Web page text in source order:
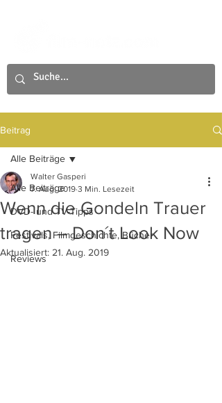
Beitrag
Alle Beiträge
DVD- und TV-Tipps
Festivals, Filmgeschichte, Bücher
Reviews
Alle Beiträge
Wenn die Gondeln Trauer
tragen – Don´t Look Now
Walter Gasperi
7. Aug. 2019 3 Min. Lesezeit
Aktualisiert: 21. Aug. 2019